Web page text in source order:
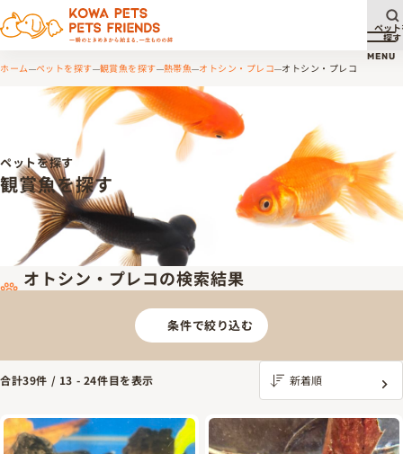
メ
MENU
ペッ
探す
ホーム ペットを探す 観賞魚を探す 熱帯魚 オトシン・プレコ オトシン・プレコ
ペットを探す
観賞魚を探す
オトシン・プレコの検索結果
条件で絞り込む
合計39件 / 13 - 24件目を表示